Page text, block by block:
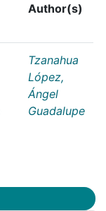
Author(s)
Tzanahua
López,
Ángel
Guadalupe